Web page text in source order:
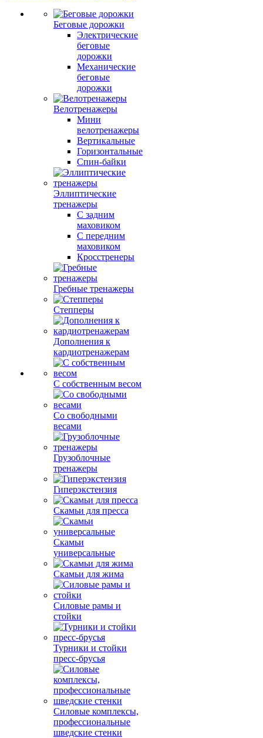
Беговые дорожки
Электрические
беговые
дорожки
Механические
беговые
дорожки
Велотренажеры
Мини
велотренажеры
Вертикальные
Горизонтальные
Спин-байки
Эллиптические
тренажеры
С задним
маховиком
С передним
маховиком
Кросстренеры
Гребные тренажеры
Степперы
Дополнения к
кардиотренажерам
С собственным весом
Со свободными
весами
Грузоблочные
тренажеры
Гиперэкстензия
Скамьи для пресса
Скамьи
универсальные
Скамьи для жима
Силовые рамы и
стойки
Турники и стойки
пресс-брусья
Силовые комплексы,
профессиональные
шведские стенки